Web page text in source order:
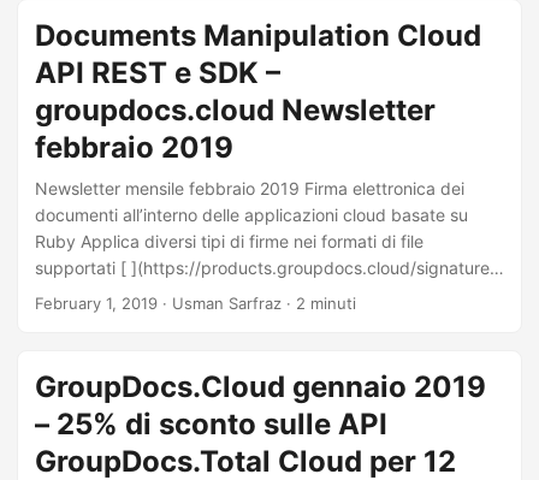
“GroupDocs.Storage Cloud è stato interrotto come prodotto
separato”. Cosa possono fare gli utenti esistenti?
GroupDocs.Storage Cloud API e i seguenti SDK rimarranno
disponibili solo sui repository pubblici come GitHub, NuGet,
ecc.
Documents Manipulation Cloud
API REST e SDK –
groupdocs.cloud Newsletter
febbraio 2019
Newsletter mensile febbraio 2019 Firma elettronica dei
documenti all’interno delle applicazioni cloud basate su
Ruby Applica diversi tipi di firme nei formati di file
supportati [ ](https://products.groupdocs.cloud/signature?
utmsource=nl&utmcampaign=nl- feb19&utmmedia=link)
integrazione nei programmi di firma digitale basati su Ruby
esistenti. Supporta l’applicazione di vari tipi di firme come:
immagine, testo, codice a barre, codice QR, firme digitali e
timbri.
February 1, 2019 · Usman Sarfraz · 2 minuti
GroupDocs.Cloud gennaio 2019
– 25% di sconto sulle API
GroupDocs.Total Cloud per 12